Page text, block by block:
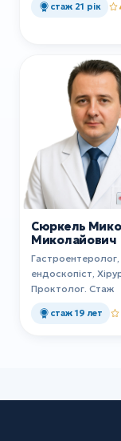
стаж 21 рік
Сюркель
Миколайович
Гастроентеролог,
ендоскопіст,
Проктолог. Стаж
стаж 19 лет